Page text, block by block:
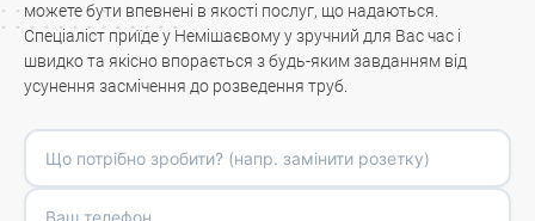
можете бути впевнені в якості послуг, що надаються.
Спеціаліст приїде у Немішаєвому у зручний для Вас час і
швидко та якісно впорається з будь-яким завданням від
усунення засмічення до розведення труб.